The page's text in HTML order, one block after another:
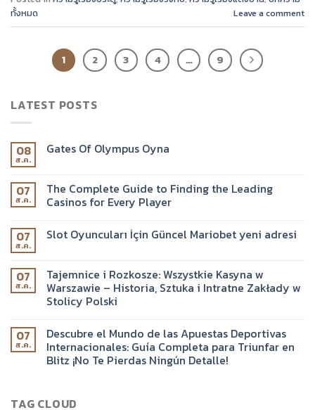
ทั้งหมด
Leave a comment
1 2 3 4 … 9
LATEST POSTS
08
ส.ค.
Gates Of Olympus Oyna
07
ส.ค.
The Complete Guide to Finding the Leading
Casinos for Every Player
07
ส.ค.
Slot Oyuncuları İçin Güncel Mariobet yeni adresi
07
ส.ค.
Tajemnice i Rozkosze: Wszystkie Kasyna w
Warszawie – Historia, Sztuka i Intratne Zakłady w
Stolicy Polski
07
ส.ค.
Descubre el Mundo de las Apuestas Deportivas
Internacionales: Guía Completa para Triunfar en
Blitz ¡No Te Pierdas Ningún Detalle!
TAG CLOUD